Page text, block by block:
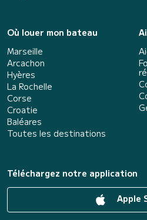
Où louer mon bateau
Marseille
Arcachon
Hyères
La Rochelle
Corse
Croatie
Baléares
Toutes les destinations
Téléchargez notre application
Apple